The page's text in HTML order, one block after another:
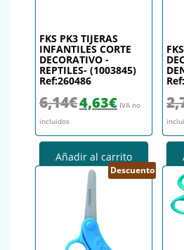
FKS PK3 TIJERAS
INFANTILES CORTE
DECORATIVO -
REPTILES- (1003845)
Ref:260486
6,14€ El precio original era:
4,63€El precio actual
IVA no
incluidos
Añadir al carrito
Descuento